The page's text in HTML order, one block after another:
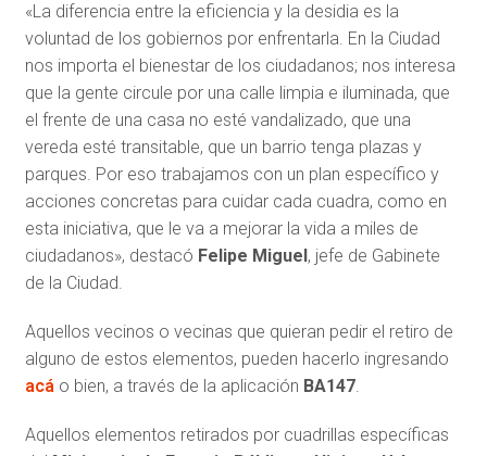
«La diferencia entre la eficiencia y la desidia es la
voluntad de los gobiernos por enfrentarla. En la Ciudad
nos importa el bienestar de los ciudadanos; nos interesa
que la gente circule por una calle limpia e iluminada, que
el frente de una casa no esté vandalizado, que una
vereda esté transitable, que un barrio tenga plazas y
parques. Por eso trabajamos con un plan específico y
acciones concretas para cuidar cada cuadra, como en
esta iniciativa, que le va a mejorar la vida a miles de
ciudadanos», destacó Felipe Miguel , jefe de Gabinete
de la Ciudad.
Aquellos vecinos o vecinas que quieran pedir el retiro de
alguno de estos elementos, pueden hacerlo ingresando
acáo bien, a través de la aplicación BA147.
Aquellos elementos retirados por cuadrillas específicas